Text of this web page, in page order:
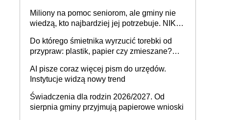
Europie nie ma tak dużych jednostek
stołecznych
Miliony na pomoc seniorom, ale gminy nie
wiedzą, kto najbardziej jej potrzebuje. NIK
Do którego śmietnika wyrzucić torebki od
przypraw: plastik, papier czy zmieszane?
AI pisze coraz więcej pism do urzędów.
Instytucje widzą nowy trend
Świadczenia dla rodzin 2026/2027. Od
sierpnia gminy przyjmują papierowe wnioski